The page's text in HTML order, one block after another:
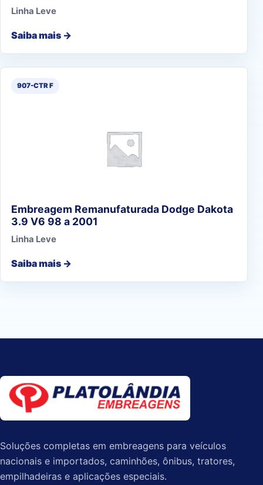
Linha Leve
Saiba mais →
907-CTR F
Embreagem Remanufaturada Dodge Dakota
3.9 V6 98 a 2001
Linha Leve
Saiba mais →
Soluções completas em embreagens para veículos
nacionais e importados, caminhões, ônibus, tratores,
empilhadeiras e aplicações especiais.